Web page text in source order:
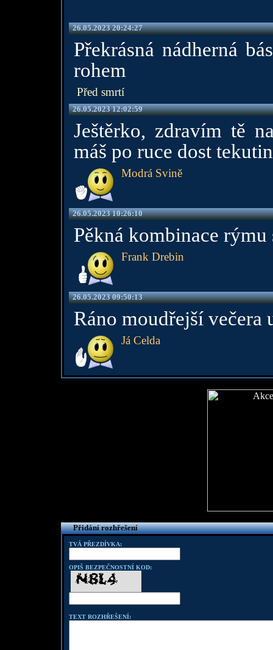
26.05.2023 20:24:27
Překrásná nádherná
rohem
Před smrtí
26.05.2023 12:02:59
Ještěrko, zdravím tě
máš po ruce dost
Modrá Svině
26.05.2023 10:26:10
Pěkná kombinace
Frank Drebin
26.05.2023 09:50:13
Ráno moudřejší večera
Já Celda
Přidání rozhřešení
TVÁ PŘEZDÍVKA:
OPIŠ BEZPEČNOSTNÍ KOD:
TEXT ROZHŘEŠENÍ: